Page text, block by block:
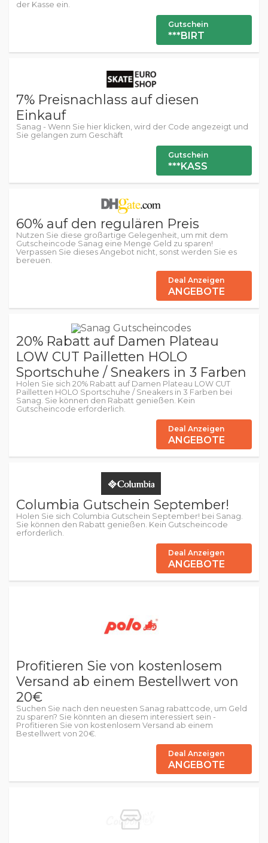
der Kasse ein.
Gutschein
***BIRT
7% Preisnachlass auf diesen
Einkauf
Sanag - Wenn Sie hier klicken, wird der Code angezeigt und
Sie gelangen zum Geschäft
Gutschein
***KASS
60% auf den regulären Preis
Nutzen Sie diese großartige Gelegenheit, um mit dem
Gutscheincode Sanag eine Menge Geld zu sparen!
Verpassen Sie dieses Angebot nicht, sonst werden Sie es
bereuen.
Deal Anzeigen
ANGEBOTE
20% Rabatt auf Damen Plateau
LOW CUT Pailletten HOLO
Sportschuhe / Sneakers in 3 Farben
Holen Sie sich 20% Rabatt auf Damen Plateau LOW CUT
Pailletten HOLO Sportschuhe / Sneakers in 3 Farben bei
Sanag. Sie können den Rabatt genießen. Kein
Gutscheincode erforderlich.
Deal Anzeigen
ANGEBOTE
Columbia Gutschein September!
Holen Sie sich Columbia Gutschein September! bei Sanag.
Sie können den Rabatt genießen. Kein Gutscheincode
erforderlich.
Deal Anzeigen
ANGEBOTE
Profitieren Sie von kostenlosem
Versand ab einem Bestellwert von
20€
Suchen Sie nach den neuesten Sanag rabattcode, um Geld
zu sparen? Sie könnten an diesem interessiert sein -
Profitieren Sie von kostenlosem Versand ab einem
Bestellwert von 20€.
Deal Anzeigen
ANGEBOTE